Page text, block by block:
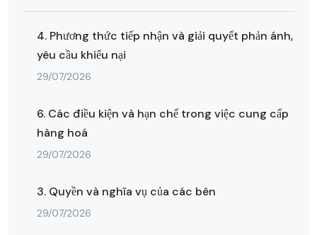
4. Phương thức tiếp nhận và giải quyết phản ánh,
yêu cầu khiếu nại
29/07/2026
6. Các điều kiện và hạn chế trong việc cung cấp
hàng hoá
29/07/2026
3. Quyền và nghĩa vụ của các bên
29/07/2026